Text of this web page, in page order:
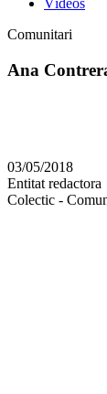
Vídeos
Àmbit
la
Comunitari
Ana
en
altres
xarxes
socials
03/05/2018
Entitat redactora
Colectic -